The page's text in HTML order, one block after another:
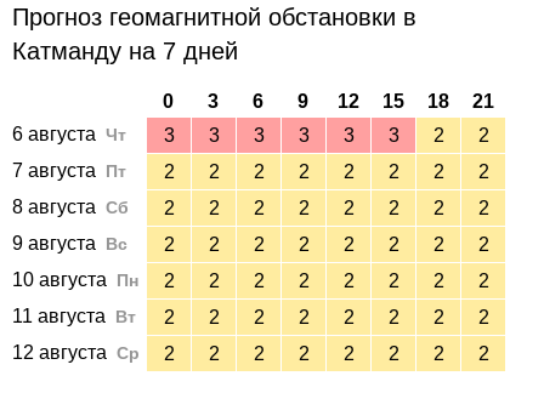
Прогноз геомагнитной обстановки в
Катманду на 7 дней
0 3 6 9 12 15 18
21
6 августа Чт 3 3 3 3 3 3 2
2
7 августа
Пт 2 2 2 2 2 2 2
2
8 августа Сб 2 2 2 2 2 2 2
2
9 августа
Вс 2 2 2 2 2 2 2
2
10 августа
Пн 2 2 2 2 2 2 2
2
11 августа
Вт 2 2 2 2 2 2 2
2
12 августа Ср 2 2 2 2 2 2 2 2